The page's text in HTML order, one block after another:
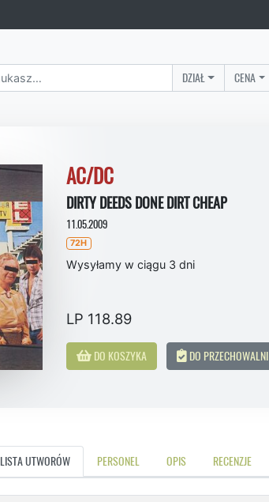
DZIAŁ CENA
AC/DC
DIRTY DEEDS DONE DIRT CHEAP
11.05.2009
72H
Wysyłamy w ciągu 3 dni
LP 118.89
DO KOSZYKA DO PRZECHOWALNI
LISTA UTWORÓW PERSONEL OPIS RECENZJE